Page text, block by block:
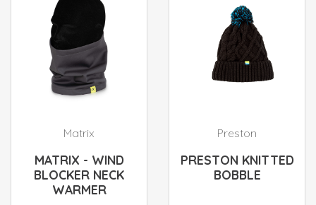
Matrix
MATRIX - WIND
BLOCKER NECK
WARMER
Preston
PRESTON KNITTED
BOBBLE